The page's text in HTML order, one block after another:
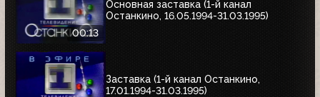
00:13
Основная заставка (1-й канал
Останкино, 16.05.1994-31.03.1995)
Заставка (1-й канал Останкино,
17.01.1994-31.03.1995)